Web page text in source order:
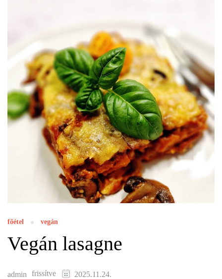
főétel vegán
Vegán lasagne
admin frissítve 2025.11.24.